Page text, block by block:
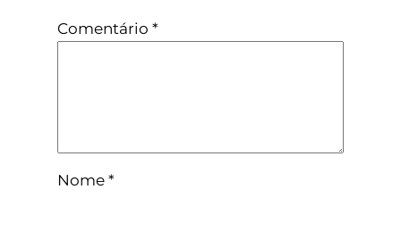
Comentário *
Nome *